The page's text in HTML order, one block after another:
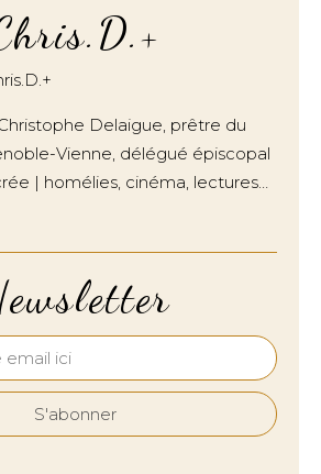
Delaigue, prêtre du
Vienne, délégué épiscopal
| homélies, cinéma, lectures…